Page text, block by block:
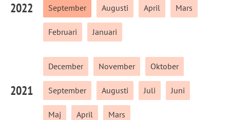
2022 September Augusti April Mars
Februari Januari
2021
December November Oktober
September Augusti Juli Juni
Maj April Mars